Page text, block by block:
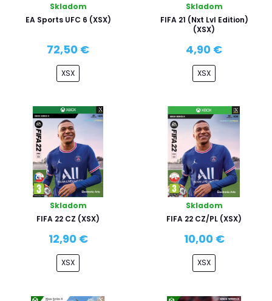
Skladom
EA Sports UFC 6 (XSX)
72,50 €
XSX
Skladom
FIFA 21 (Nxt Lvl Edition)
(XSX)
4,90 €
XSX
Skladom
FIFA 22 CZ (XSX)
12,90 €
XSX
Skladom
FIFA 22 CZ/PL (XSX)
10,00 €
XSX